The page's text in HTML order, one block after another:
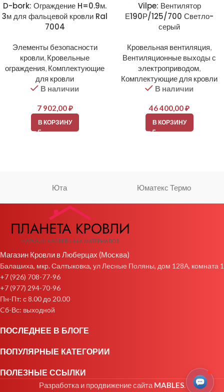
D-bork: Ограждение H=0.9м.
3м для фальцевой кровли Ral
7004
Элементы безопасности
кровли, Кровельные
ограждения, Комплектующие
для кровли
В наличии
7 902,00₽
В КОРЗИНУ
Vilpe: Вентилятор
Е190Р/125/700 Светло-
серый
Кровельная вентиляция,
Вентиляционные выходы с
электроприводом,
Комплектующие для кровли
В наличии
46 400,00₽
В КОРЗИНУ
Юта Юматекс Термо
Магазин Кровли в Люберцах (Москва)
Балашиха, мкр. Салтыковка, ул Лесные Поляны, дом 128А, комната 1
+7 (926) 708-77-96
+7 (977) 294-70-96
Пн-Пт: с 8.00 до 20.00
Cб-Вс: выходной
ПОСЛЕДНЕЕ В БЛОГЕ
ПОПУЛЯРНЫЕ КАТЕГОРИИ
ПОЛЕЗНЫЕ ССЫЛКИ
Разработка и продвижение сайтаMABLES.